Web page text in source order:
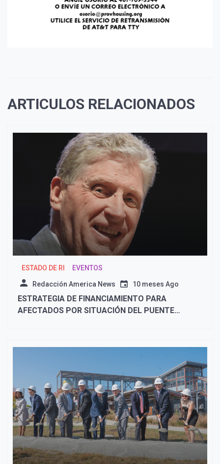
ARTICULOS RELACIONADOS
ESTADO DE RI EVENTOS
Redacción America News 10 meses Ago
ESTRATEGIA DE FINANCIAMIENTO PARA
AFECTADOS POR SITUACIÓN DEL PUENTE